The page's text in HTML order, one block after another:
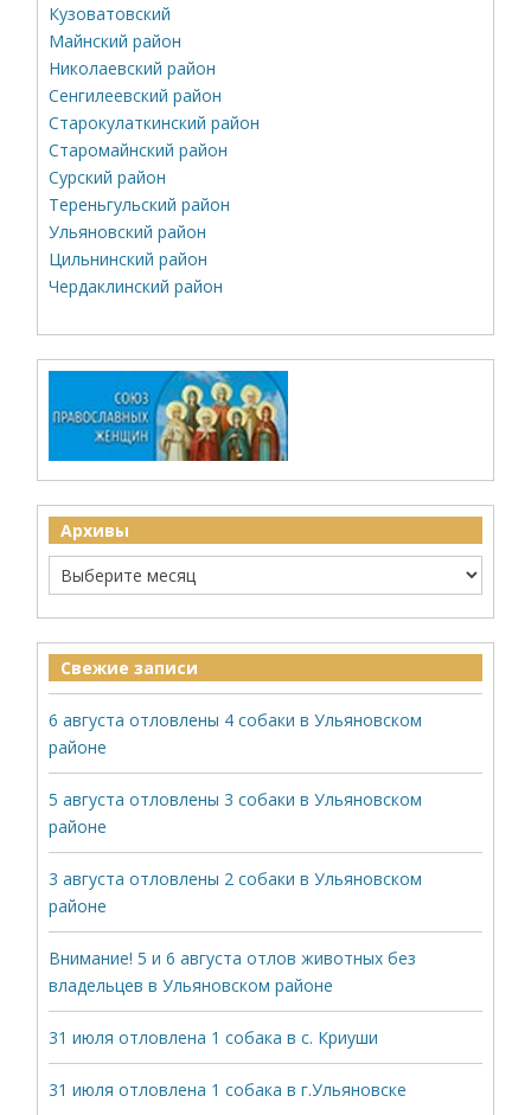
Кузоватовский
Майнский район
Николаевский район
Сенгилеевский район
Старокулаткинский район
Старомайнский район
Сурский район
Тереньгульский район
Ульяновский район
Цильнинский район
Чердаклинский район
Архивы
Свежие записи
6 августа отловлены 4 собаки в Ульяновском
районе
5 августа отловлены 3 собаки в Ульяновском
районе
3 августа отловлены 2 собаки в Ульяновском
районе
Внимание! 5 и 6 августа отлов животных без
владельцев в Ульяновском районе
31 июля отловлена 1 собака в с. Криуши
31 июля отловлена 1 собака в г.Ульяновске